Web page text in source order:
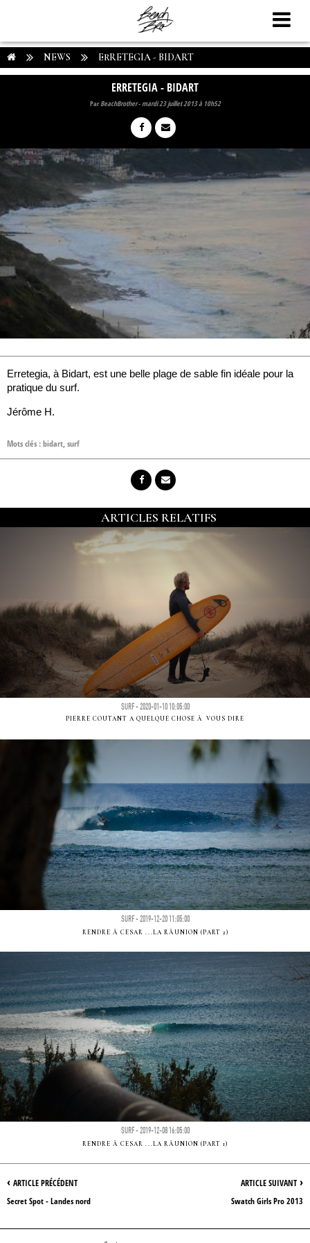
NEWS ERRETEGIA - BIDART
ERRETEGIA - BIDART
ParBeachBrother-mardi 23 juillet 2013 à 10h52
Erretegia, à Bidart, est une belle plage de sable fin idéale pour la
pratique du surf.
Jérôme H.
Mots clés :bidart,surf
ARTICLES RELATIFS
SURF - 2020-01-10 10:05:00
PIERRE COUTANT A QUELQUE CHOSE Ã VOUS DIRE
SURF - 2019-12-20 11:05:00
RENDRE Ã CESAR ...LA RÃUNION (PART 2)
SURF - 2019-12-08 16:05:00
RENDRE Ã CESAR ...LA RÃUNION (PART 1)
ARTICLE SUIVANT ›
Swatch Girls Pro 2013
‹ ARTICLE PRÉCÉDENT
Secret Spot - Landes nord